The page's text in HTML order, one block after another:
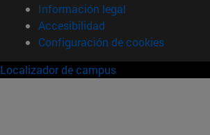
Información legal
Accesibilidad
Configuración de cookies
Localizador de campus